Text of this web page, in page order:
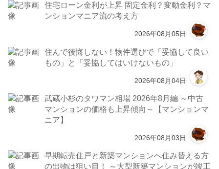
住宅ローン金利が上昇 固定金利？変動金利？マ
ンションマニア流の考え方
2026年08月05日
住んで後悔しない！物件選びで「妥協して良い
もの」と「妥協してはいけないもの」
2026年08月04日
武蔵小杉のタワマン相場 2026年8月編 ～中古
マンションの価格も上昇傾向～【マンションマ
ニア】
2026年08月03日
早期転売住戸と新築マンションへ住み替える方
の出物は狙い目！ ～大型新築マンションが竣工